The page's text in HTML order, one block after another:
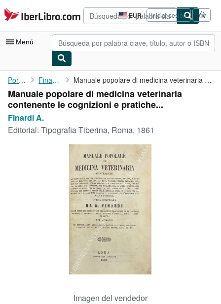
Pasar al contenido principal
IberLibro.com EUR
Preferencias
de
compra
del
Iniciar sesión
Menú
Mi cuenta
Consultar mis pedidos
Búsqueda avanzada
Colecciones
CERRAR
Portada Finardi A. Manuale popolare di medicina veterinaria contenente le ...
Manuale popolare di medicina veterinaria
contenente le cognizioni e pratiche...
Finardi A.
Editorial: Tipografia Tiberina, Roma, 1861
Imagen del vendedor